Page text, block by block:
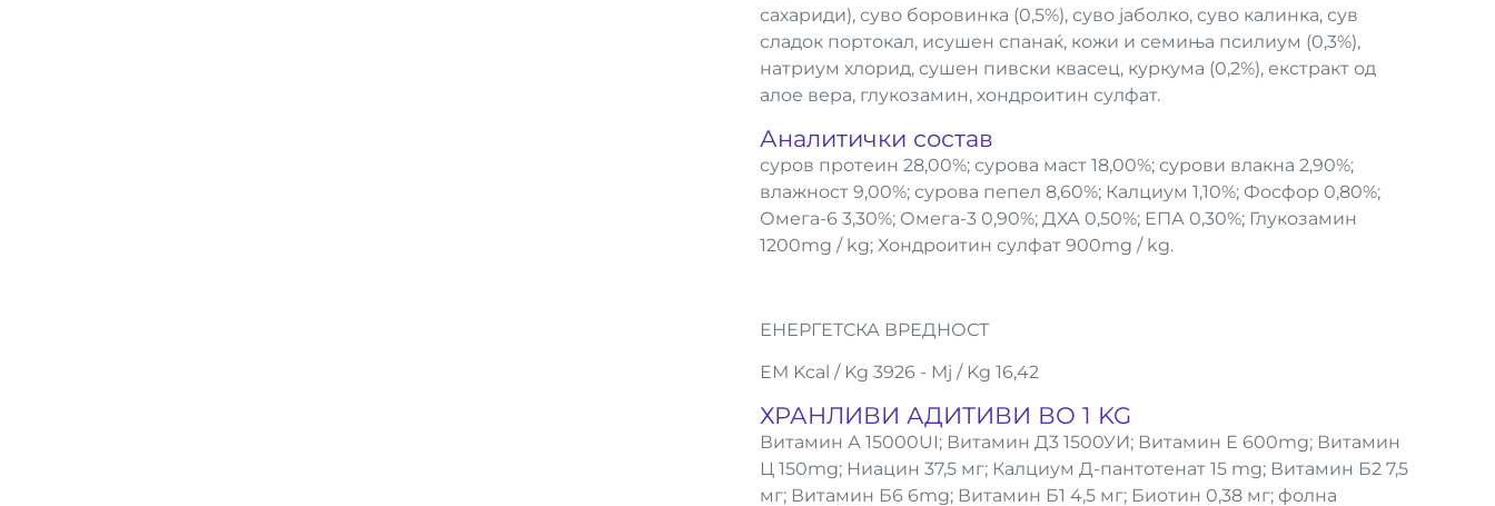
сахариди), суво боровинка (0,5%), суво јаболко, суво калинка, сув
сладок портокал, исушен спанаќ, кожи и семиња псилиум (0,3%),
натриум хлорид, сушен пивски квасец, куркума (0,2%), екстракт од
алое вера, глукозамин, хондроитин сулфат.
Аналитички состав
суров протеин 28,00%; сурова маст 18,00%; сурови влакна 2,90%;
влажност 9,00%; сурова пепел 8,60%; Калциум 1,10%; Фосфор 0,80%;
Омега-6 3,30%; Омега-3 0,90%; ДХА 0,50%; ЕПА 0,30%; Глукозамин
1200mg / kg; Хондроитин сулфат 900mg / kg.
ЕНЕРГЕТСКА ВРЕДНОСТ
ЕМ Kcal / Kg 3926 - Mj / Kg 16,42
ХРАНЛИВИ АДИТИВИ ВО 1 KG
Витамин А 15000UI; Витамин Д3 1500УИ; Витамин Е 600mg; Витамин
Ц 150mg; Ниацин 37,5 мг; Калциум Д-пантотенат 15 mg; Витамин Б2 7,5
мг; Витамин Б6 6mg; Витамин Б1 4,5 мг; Биотин 0,38 мг; фолна